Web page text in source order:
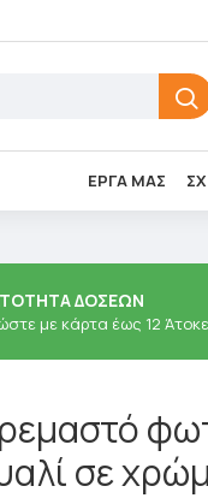
ΈΡΓΑ ΜΑΣ
ΔΌΣΕΩΝ
με κάρτα έως 12
σε